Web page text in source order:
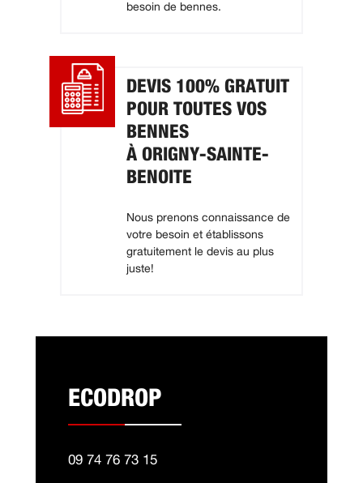
besoin de bennes.
DEVIS 100% GRATUIT
POUR TOUTES VOS
BENNES
À ORIGNY-SAINTE-
BENOITE
Nous prenons connaissance de
votre besoin et établissons
gratuitement le devis au plus
juste!
ECODROP
09 74 76 73 15